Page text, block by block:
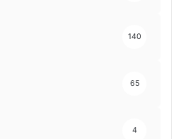
140
65
4